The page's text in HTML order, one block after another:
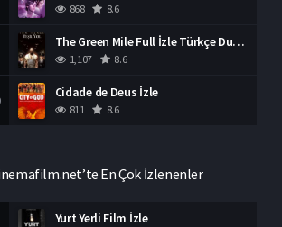
868 8.6
The Green Mile Full İzle Türkçe Dublaj
1,107 8.6
Cidade de Deus İzle
811 8.6
En Çok İzlenenler
Yurt Yerli Film İzle